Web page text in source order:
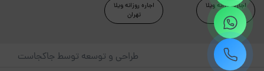
اجاره روزانه ویلا
دماوند
اجاره روزانه ویلا
تهران
طراحی و توسعه توسط جاکجاست